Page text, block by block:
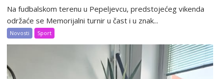
Na fudbalskom terenu u Pepeljevcu, predstojećeg vikenda
održaće se Memorijalni turnir u čast i u znak...
Novosti Sport